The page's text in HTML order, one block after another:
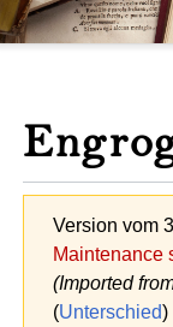
Version vom
Maintenance
(Imported
(Unterschied)